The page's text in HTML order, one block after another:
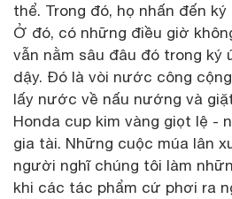
thể. Trong đó, họ nhấn đến
Ở đó, có những điều giờ
vẫn nằm sâu đâu đó trong
dậy. Đó là vòi nước công
lấy nước về nấu nướng và
Honda cup kim vàng giọt lệ -
gia tài. Những cuộc múa lân
người nghĩ chúng tôi làm
khi các tác phẩm cứ phơi ra